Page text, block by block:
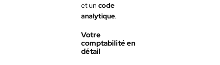
et uncode
analytique.
Votre
comptabilité en
détail